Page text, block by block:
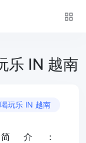
乐 IN 越南
玩乐 IN 越南
简介：